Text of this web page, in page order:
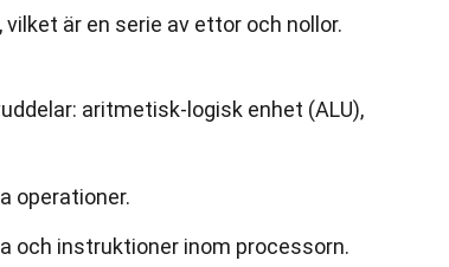
är en serie av ettor och nollor.
aritmetisk-logisk enhet (ALU),
operationer.
och instruktioner inom processorn.